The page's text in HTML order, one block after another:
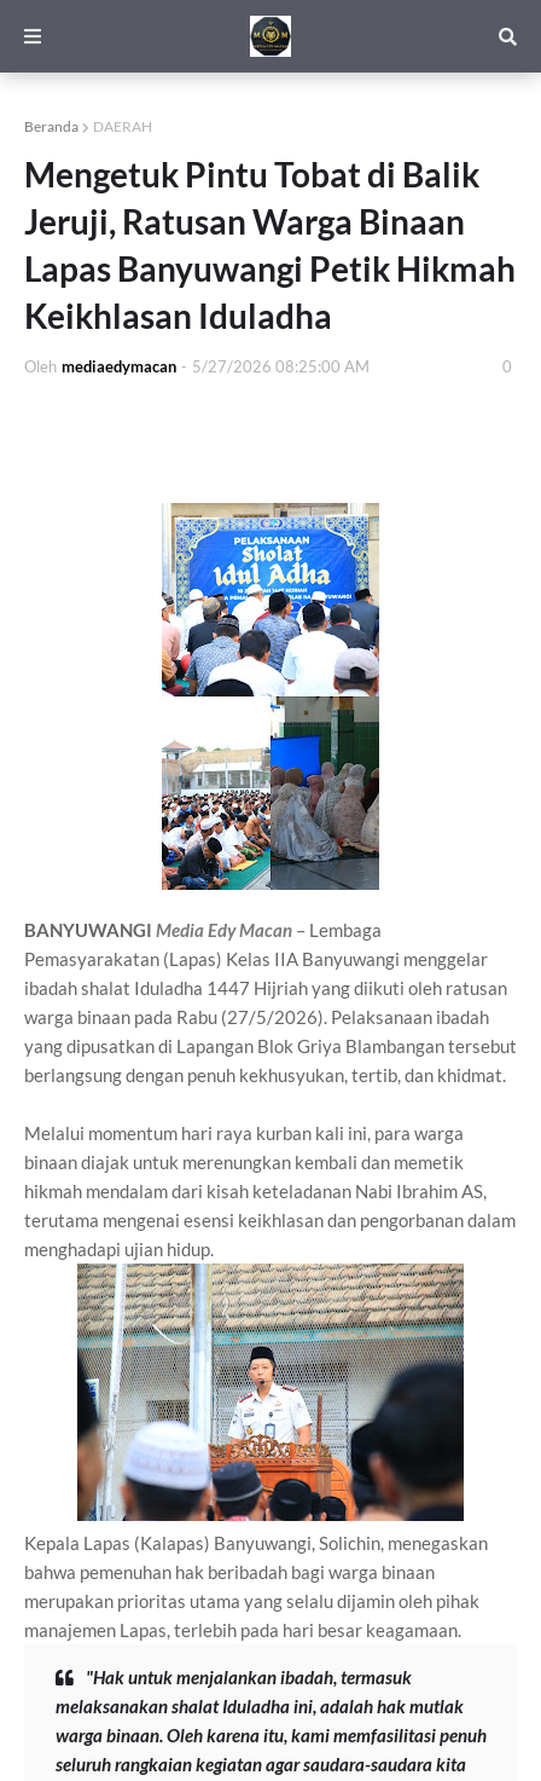
Beranda DAERAH
Mengetuk Pintu Tobat di Balik
Jeruji, Ratusan Warga Binaan
Lapas Banyuwangi Petik Hikmah
Keikhlasan Iduladha
Oleh mediaedymacan - 5/27/2026 08:25:00 AM 0
BANYUWANGI Media Edy Macan – Lembaga
Pemasyarakatan (Lapas) Kelas IIA Banyuwangi menggelar
ibadah shalat Iduladha 1447 Hijriah yang diikuti oleh ratusan
warga binaan pada Rabu (27/5/2026). Pelaksanaan ibadah
yang dipusatkan di Lapangan Blok Griya Blambangan tersebut
berlangsung dengan penuh kekhusyukan, tertib, dan khidmat.
Melalui momentum hari raya kurban kali ini, para warga
binaan diajak untuk merenungkan kembali dan memetik
hikmah mendalam dari kisah keteladanan Nabi Ibrahim AS,
terutama mengenai esensi keikhlasan dan pengorbanan dalam
menghadapi ujian hidup.
Kepala Lapas (Kalapas) Banyuwangi, Solichin, menegaskan
bahwa pemenuhan hak beribadah bagi warga binaan
merupakan prioritas utama yang selalu dijamin oleh pihak
manajemen Lapas, terlebih pada hari besar keagamaan.
"Hak untuk menjalankan ibadah, termasuk
melaksanakan shalat Iduladha ini, adalah hak mutlak
warga binaan. Oleh karena itu, kami memfasilitasi penuh
seluruh rangkaian kegiatan agar saudara-saudara kita